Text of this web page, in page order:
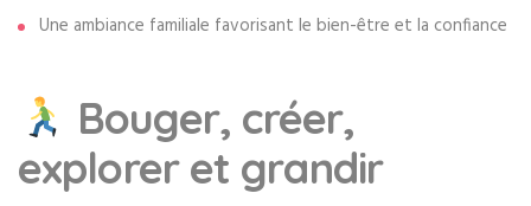
Une ambiance familiale favorisant le bien-être et la confiance
Bouger, créer,
explorer et grandir